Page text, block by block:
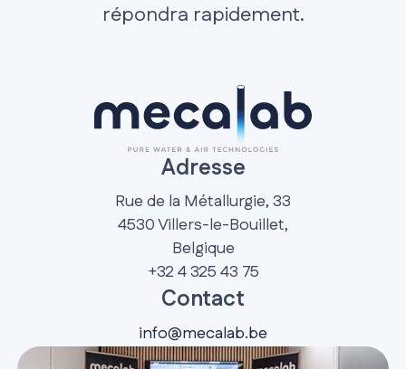
répondra rapidement.
Adresse
Rue de la Métallurgie, 33
4530 Villers-le-Bouillet,
Belgique
+32 4 325 43 75
Contact
info@mecalab.be